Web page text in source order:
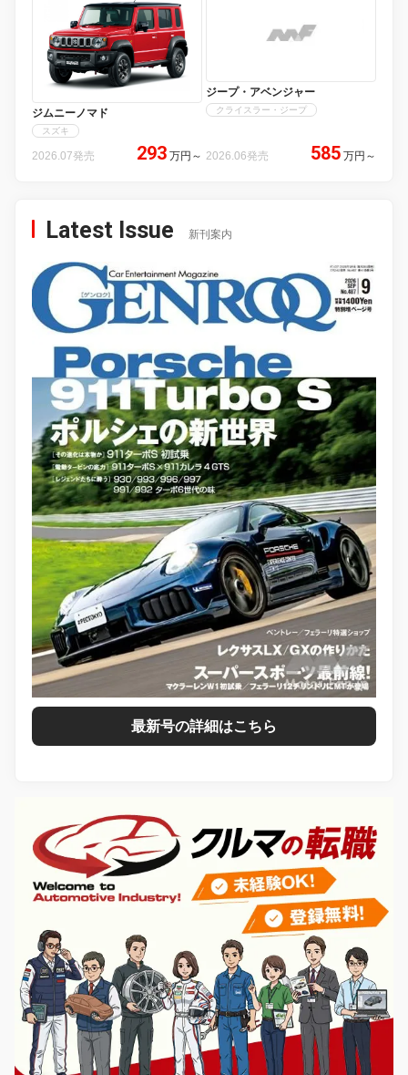
ジムニーノマド
スズキ
2026.07発売 293 万円 ～
ジープ・アベンジャー
クライスラー・ジープ
2026.06発売 585 万円 ～
Latest Issue 新刊案内
最新号の詳細はこちら